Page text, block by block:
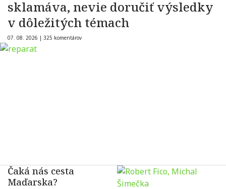
sklamáva, nevie doručiť výsledky
v dôležitých témach
07. 08. 2026 | 325 komentárov
Čaká nás cesta
Maďarska?